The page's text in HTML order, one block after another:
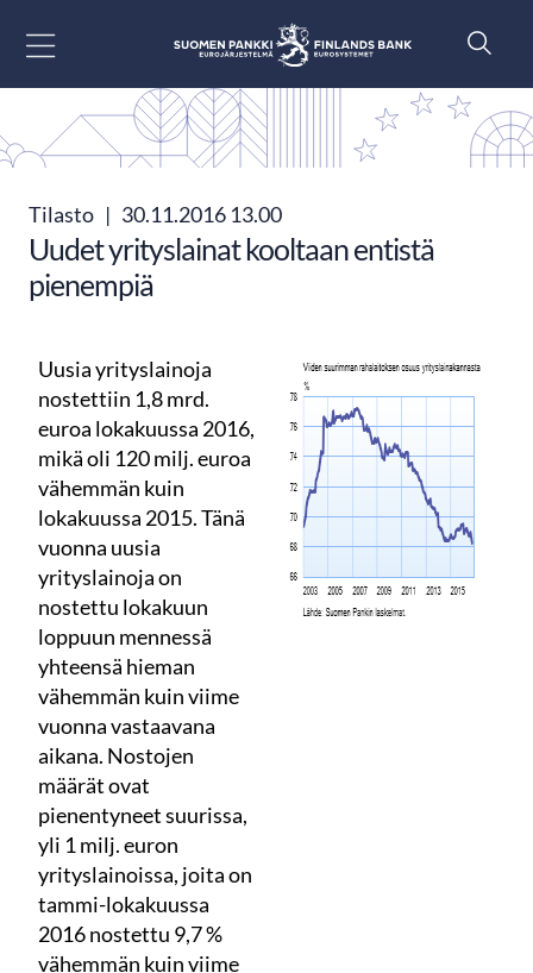
Tilasto | 30.11.2016 13.00
Uudet yrityslainat kooltaan entistä
pienempiä
Uusia yrityslainoja
nostettiin 1,8 mrd.
euroa lokakuussa 2016,
mikä oli 120 milj. euroa
vähemmän kuin
lokakuussa 2015. Tänä
vuonna uusia
yrityslainoja on
nostettu lokakuun
loppuun mennessä
yhteensä hieman
vähemmän kuin viime
vuonna vastaavana
aikana. Nostojen
määrät ovat
pienentyneet suurissa,
yli 1 milj. euron
yrityslainoissa, joita on
tammi-lokakuussa
2016 nostettu 9,7 %
vähemmän kuin viime